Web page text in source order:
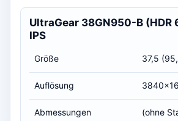
UltraGear 38GN950-B (HDR
IPS
Größe
Auflösung
Abmessungen